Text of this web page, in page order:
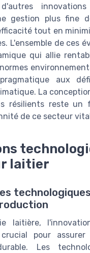
innovations
gestion plus fine
tout en
L'ensemble de ces
qui allie
aux
La
résilients reste un
de ce secteur
laitier
laitière,
pour assurer
Les